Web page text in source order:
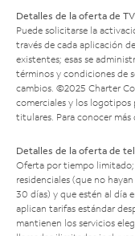
Detalles de la oferta de
Puede solicitarse la
través de cada aplicación
existentes; esas se
términos y condiciones de
cambios. ©2025 Charter
comerciales y los logotipos
titulares. Para conocer más
Detalles de la oferta de
Oferta por tiempo limitado;
residenciales (que no
30 días) y que estén al día
aplican tarifas estándar
mantienen los servicios